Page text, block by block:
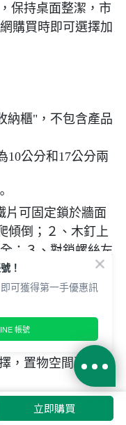
加入購物車
立即購買
保持桌面整潔，市
購買時即可選擇加
納櫃"，不包含產品
10公分和17公分兩
片可固定鎖於牆面
傾倒；２、木釘上
；３、對鎖螺絲左
度加倍；怎麼疊都
讓您簡單靈活運
太多空間，更好布
，置物空間更自
度，既使好好疊調